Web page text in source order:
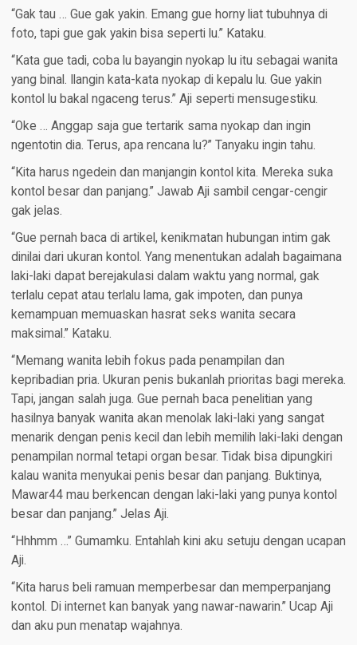
“Gak tau … Gue gak yakin. Emang gue horny liat tubuhnya di
foto, tapi gue gak yakin bisa seperti lu.” Kataku.
“Kata gue tadi, coba lu bayangin nyokap lu itu sebagai wanita
yang binal. Ilangin kata-kata nyokap di kepalu lu. Gue yakin
kontol lu bakal ngaceng terus.” Aji seperti mensugestiku.
“Oke … Anggap saja gue tertarik sama nyokap dan ingin
ngentotin dia. Terus, apa rencana lu?” Tanyaku ingin tahu.
“Kita harus ngedein dan manjangin kontol kita. Mereka suka
kontol besar dan panjang.” Jawab Aji sambil cengar-cengir
gak jelas.
“Gue pernah baca di artikel, kenikmatan hubungan intim gak
dinilai dari ukuran kontol. Yang menentukan adalah bagaimana
laki-laki dapat berejakulasi dalam waktu yang normal, gak
terlalu cepat atau terlalu lama, gak impoten, dan punya
kemampuan memuaskan hasrat seks wanita secara
maksimal.” Kataku.
“Memang wanita lebih fokus pada penampilan dan
kepribadian pria. Ukuran penis bukanlah prioritas bagi mereka.
Tapi, jangan salah juga. Gue pernah baca penelitian yang
hasilnya banyak wanita akan menolak laki-laki yang sangat
menarik dengan penis kecil dan lebih memilih laki-laki dengan
penampilan normal tetapi organ besar. Tidak bisa dipungkiri
kalau wanita menyukai penis besar dan panjang. Buktinya,
Mawar44 mau berkencan dengan laki-laki yang punya kontol
besar dan panjang.” Jelas Aji.
“Hhhmm …” Gumamku. Entahlah kini aku setuju dengan ucapan
Aji.
“Kita harus beli ramuan memperbesar dan memperpanjang
kontol. Di internet kan banyak yang nawar-nawarin.” Ucap Aji
dan aku pun menatap wajahnya.